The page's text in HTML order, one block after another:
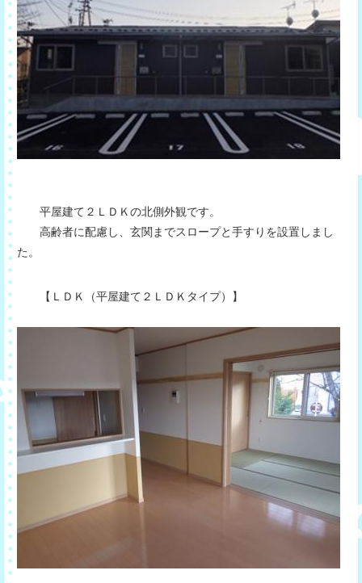
平屋建て２ＬＤＫの北側外観です。
高齢者に配慮し、玄関までスロープと手すりを設置しまし
た。
【ＬＤＫ（平屋建て２ＬＤＫタイプ）】